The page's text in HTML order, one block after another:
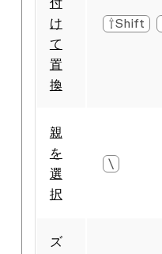
け
て
置
換
⇧Shift
親
を
選
択
\
ズ